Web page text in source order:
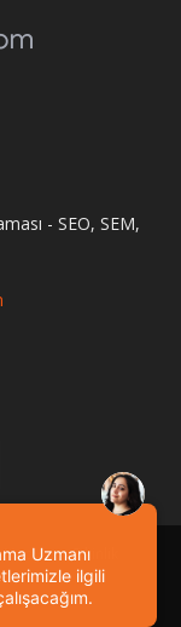
- SEO, SEM,
Medya
Etkinlik
Uzmanı
ilgili